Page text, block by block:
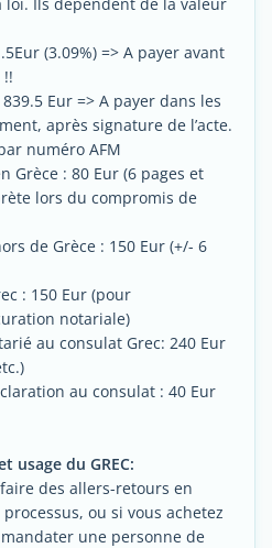
(3.09%) => A payer avant
Eur => A payer dans les
après signature de l’acte.
numéro AFM
Grèce : 80 Eur (6 pages et
lors du compromis de
de Grèce : 150 Eur (+/- 6
: 150 Eur (pour
notariale)
au consulat Grec: 240 Eur
au consulat : 40 Eur
usage du GREC:
des allers-retours en
ou si vous achetez
une personne de